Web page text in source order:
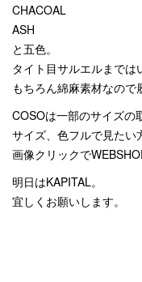
CHACOAL
ASH
と五色。
タイト目サルエルまでは
もちろん綿麻素材なので
COSOは一部のサイズの
サイズ、色フルで見たい
画像クリックで
明日はKAPITAL。
宜しくお願いします。